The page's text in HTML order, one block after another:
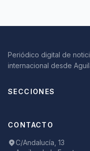
Periódico digital de
internacional desde
SECCIONES
CONTACTO
C/Andalucía, 13